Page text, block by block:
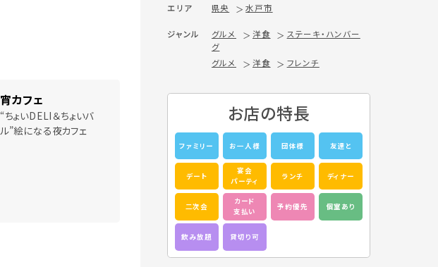
宵カフェ
“ちょいDELI＆ちょいバ
ル”絵になる夜カフェ
エリア 県央 水戸市
ジャンル グルメ 洋食
ステーキ・ハンバー
グ
グルメ
洋食 フレンチ
お店の特長
ファミリー お一人様 団体様 友達と
デート
宴会
パーティ
ランチ ディナー
二次会
カード
支払い
予約優先 個室あり
飲み放題 貸切り可